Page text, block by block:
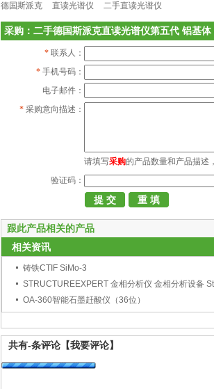
德国斯派克 直读光谱仪 二手直读光谱仪
采购：二手德国斯派克直读光谱仪第五代 铝基体
* 联系人：
* 手机号码：
电子邮件：
* 采购意向描述：
请填写采购的产品数量和产品描述
验证码：
跟此产品相关的产品
相关资讯
铸铁CTIF SiMo-3
OA-360智能石墨赶酸仪（36位）
共有-条评论 【我要评论】